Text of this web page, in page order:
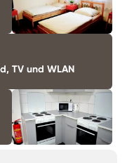
TV und WLAN